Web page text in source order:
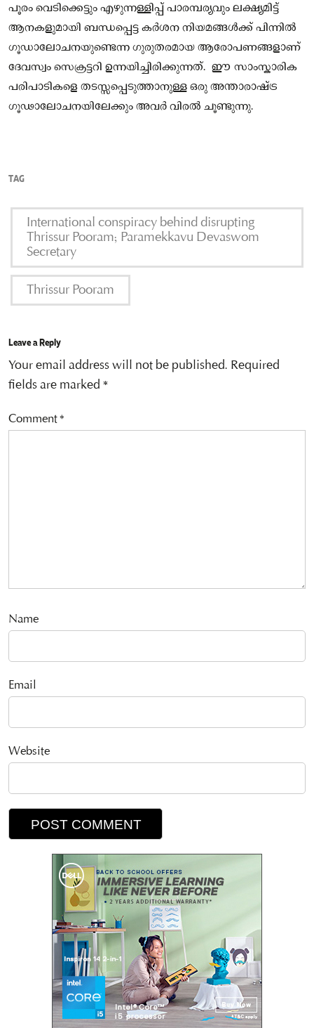
പൂരം വെടിക്കെട്ടും എഴുന്നള്ളിപ്പ് പാരമ്പര്യവും ലക്ഷ്യമിട്ട്
ആനകളുമായി ബന്ധപ്പെട്ട കർശന നിയമങ്ങൾക്ക് പിന്നിൽ
ഗൂഡാലോചനയുണ്ടെന്ന ഗുരുതരമായ ആരോപണങ്ങളാണ്
ദേവസ്വം സെക്രട്ടറി ഉന്നയിച്ചിരിക്കുന്നത്. ഈ സാംസ്കാരിക
പരിപാടികളെ തടസ്സപ്പെടുത്താനുള്ള ഒരു അന്താരാഷ്ട്ര
ഗൂഢാലോചനയിലേക്കും അവർ വിരൽ ചൂണ്ടുന്നു.
TAG
International conspiracy behind disrupting
Thrissur Pooram; Paramekkavu Devaswom
Secretary
Thrissur Pooram
Leave a Reply
Your email address will not be published. Required
fields are marked *
Comment*
Name
Email
Website